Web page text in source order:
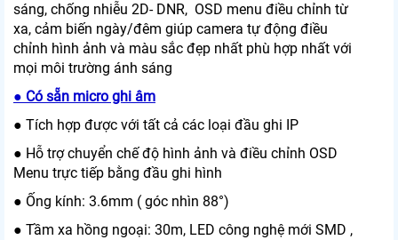
sáng, chống nhiễu 2D- DNR, OSD menu điều chỉnh từ
xa, cảm biến ngày/đêm giúp camera tự động điều
chỉnh hình ảnh và màu sắc đẹp nhất phù hợp nhất với
mọi môi trường ánh sáng
● Có sẵn micro ghi âm
● Tích hợp được với tất cả các loại đầu ghi IP
● Hỗ trợ chuyển chế độ hình ảnh và điều chỉnh OSD
Menu trực tiếp bằng đầu ghi hình
● Ống kính: 3.6mm ( góc nhìn 88°)
● Tầm xa hồng ngoại: 30m, LED công nghệ mới SMD ,